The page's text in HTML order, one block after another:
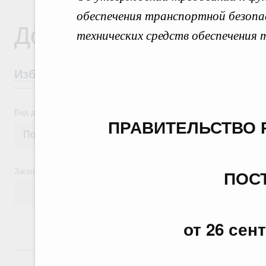
обеспечения транспортной
технических средств
от 26
Документы
Избранные документы со справками к
Вид документа
Заголовок или текст документа